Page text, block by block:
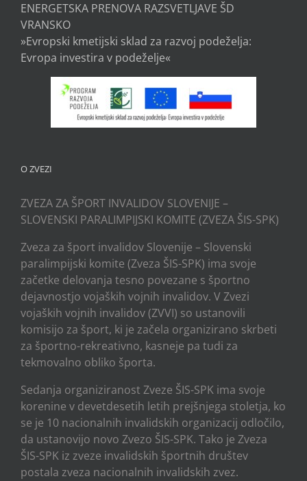
ENERGETSKA PRENOVA RAZSVETLJAVE ŠD
VRANSKO
»Evropski kmetijski sklad za razvoj podeželja:
Evropa investira v podeželje«
O ZVEZI
ZVEZA ZA ŠPORT INVALIDOV SLOVENIJE –
SLOVENSKI PARALIMPIJSKI KOMITE (ZVEZA ŠIS-SPK)
Zveza za šport invalidov Slovenije – Slovenski
paralimpijski komite (Zveza ŠIS-SPK) ima svoje
začetke delovanja tesno povezane s športno
dejavnostjo vojaških vojnih invalidov. V Zvezi
vojaških vojnih invalidov (ZVVI) so ustanovili
komisijo za šport, ki je začela organizirano skrbeti
za športno-rekreativno, kasneje pa tudi za
tekmovalno obliko športa.
Sedanja organiziranost Zveze ŠIS-SPK ima svoje
korenine v devetdesetih letih prejšnjega stoletja, ko
se je 10 nacionalnih invalidskih organizacij odločilo,
da ustanovijo novo Zvezo ŠIS-SPK. Tako je Zveza
ŠIS-SPK iz zveze invalidskih športnih društev
postala zveza nacionalnih invalidskih zvez.